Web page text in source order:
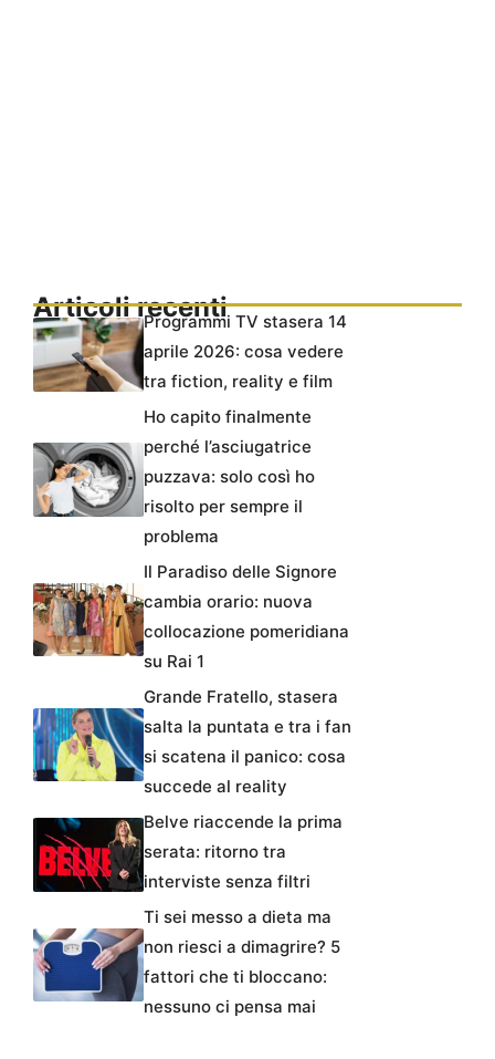
Articoli recentiProgrammi TV stasera 14
aprile 2026: cosa vedere
tra fiction, reality e film
Ho capito finalmente
perché l’asciugatrice
puzzava: solo così ho
risolto per sempre il
problema
Il Paradiso delle Signore
cambia orario: nuova
collocazione pomeridiana
su Rai 1
Grande Fratello, stasera
salta la puntata e tra i fan
si scatena il panico: cosa
succede al reality
Belve riaccende la prima
serata: ritorno tra
interviste senza filtri
Ti sei messo a dieta ma
non riesci a dimagrire? 5
fattori che ti bloccano:
nessuno ci pensa mai